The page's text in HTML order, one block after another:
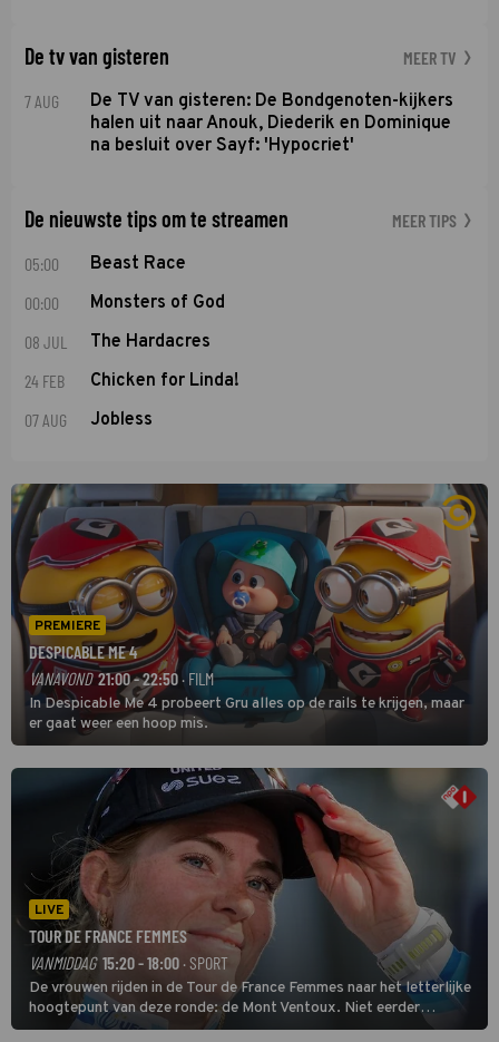
De tv van gisteren MEER TV
7 AUG
De TV van gisteren: De Bondgenoten-kijkers
halen uit naar Anouk, Diederik en Dominique
na besluit over Sayf: 'Hypocriet'
De nieuwste tips om te streamen MEER TIPS
05:00 Beast Race
00:00 Monsters of God
08 JUL The Hardacres
24 FEB Chicken for Linda!
07 AUG Jobless
PREMIERE
DESPICABLE ME 4
VANAVOND 21:00 - 22:50 · FILM
In Despicable Me 4 probeert Gru alles op de rails te krijgen, maar
er gaat weer een hoop mis.
LIVE
TOUR DE FRANCE FEMMES
VANMIDDAG 15:20 - 18:00 · SPORT
De vrouwen rijden in de Tour de France Femmes naar het letterlijke
hoogtepunt van deze ronde: de Mont Ventoux. Niet eerder
finishten de vrouwen voor deze koers op deze kale col uit de